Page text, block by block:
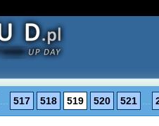
517 518 519 520 521